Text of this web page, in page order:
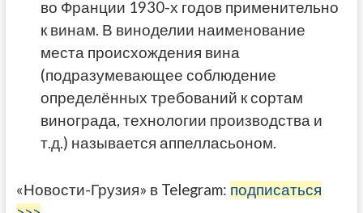
во Франции 1930-х годов применительно
к винам. В виноделии наименование
места происхождения вина
(подразумевающее соблюдение
определённых требований к сортам
винограда, технологии производства и
т.д.) называется аппелласьоном.
«Новости-Грузия» в Telegram: подписаться